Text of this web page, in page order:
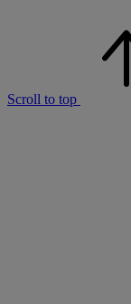
Scroll to top